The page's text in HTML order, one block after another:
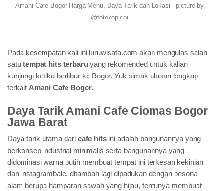
Amani Cafe Bogor Harga Menu, Daya Tarik dan Lokasi - picture by
@fotokopicoi
Pada kesempatan kali ini luruwisata.com akan mengulas salah
satu tempat hits terbaru yang rekomended untuk kalian
kunjungi ketika berlibur ke Bogor. Yuk simak ulasan lengkap
terkait Amani Cafe Bogor.
Daya Tarik Amani Cafe Ciomas Bogor
Jawa Barat
Daya tarik utama dari cafe hits ini adalah bangunannya yang
berkonsep industrial minimalis serta bangunannya yang
didominasi warna putih membuat tempat ini terkesan kekinian
dan instagrambale, ditambah lagi dipadukan dengan pesona
alam berupa hamparan sawah yang hijau, tentunya membuat